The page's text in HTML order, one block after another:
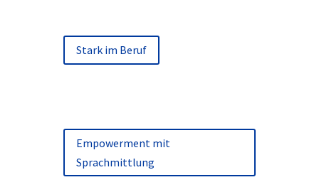
Stark im Beruf
Empowerment mit
Sprachmittlung